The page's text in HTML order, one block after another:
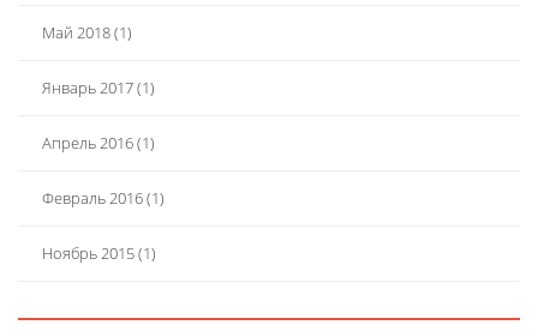
Май 2018(1)
Январь 2017(1)
Апрель 2016(1)
Февраль 2016(1)
Ноябрь 2015(1)